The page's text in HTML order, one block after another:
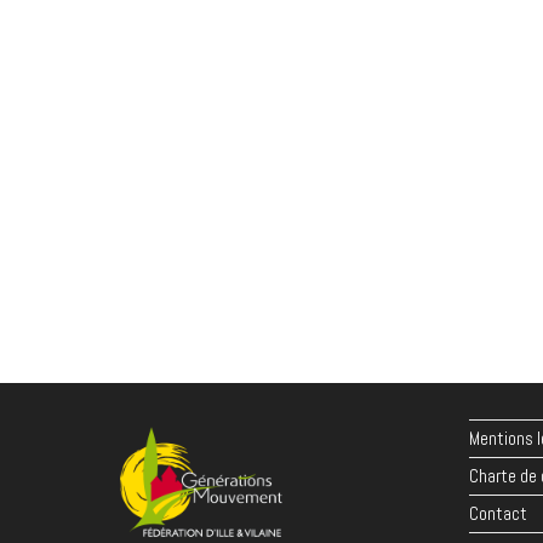
Mentions
Charte
Contact